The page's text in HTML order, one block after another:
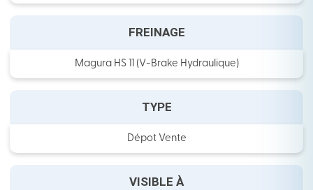
FREINAGE
Magura HS 11 (V-Brake Hydraulique)
TYPE
Dépot Vente
VISIBLE À